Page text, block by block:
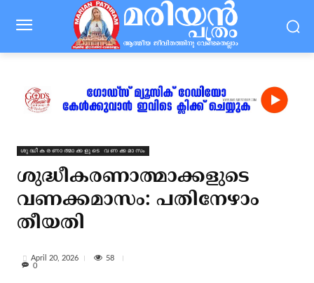
ശുദ്ധീകരണാത്മാക്കളുടെ വണക്കമാസം
ശുദ്ധീകരണാത്മാക്കളുടെ
വണക്കമാസം: പതിനേഴാം
തീയതി
April 20, 2026
58
0